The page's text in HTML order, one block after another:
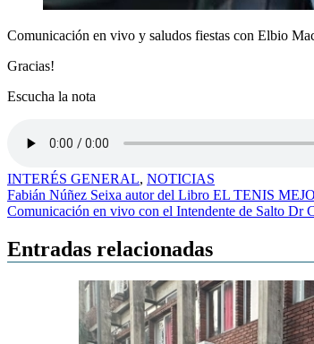
Comunicación en vivo y saludos fiestas con Elbio
Gracias!
Escucha la nota
INTERÉS GENERAL, NOTICIAS
Navegación
de
entradas
Fabián Núñez Seixa autor del Libro EL TENIS
Comunicación en vivo con el Intendente de Salto Dr
Entradas relacionadas